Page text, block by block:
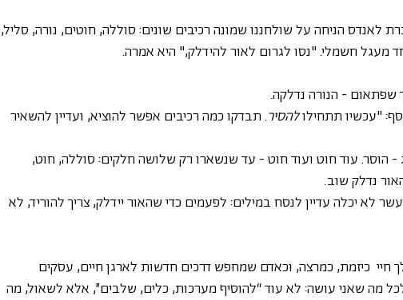
לאנדס הניחה על שולחננו שמונה רכיבים שונים: סוללה, חוטים, נורה, סליל,
מעגל חשמלי. "נסו לגרום לאור להידלק," היא אמרה.
שפתאום - הנורה נדלקה.
"עכשיו תתחילו להסיר. תבדקו כמה רכיבים אפשר להוציא, ועדיין להשאיר
הוסר. עוד חוט ועוד חוט - עד שנשארו רק שלושה חלקים: סוללה, חוט,
נדלק שוב.
לא יכלה עדיין לנסח במילים: לפעמים כדי שהאור יידלק, צריך להוריד, לא
חיי  כיזמת, כמרצה, וכאדם שמחפש דרכים חדשות לארגן חיים, עסקים
מה שאני עושה: לא עוד “להוסיף מערכות, כלים, שלבים”, אלא לשאול, מה